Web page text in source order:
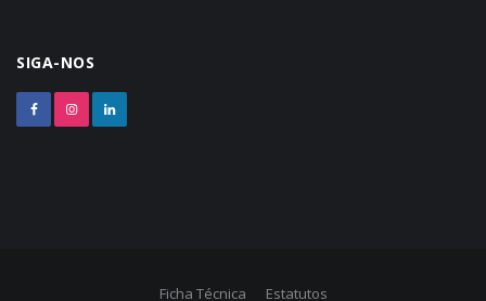
SIGA-NOS
Ficha Técnica Estatutos